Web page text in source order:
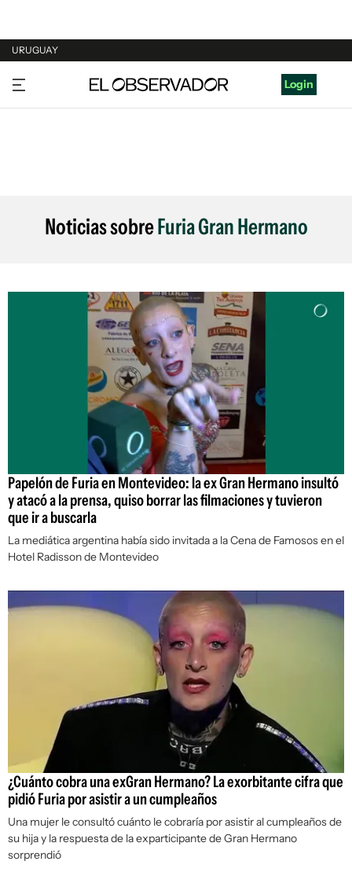
URUGUAY
URUGUAY
ARGENTINA
Login
Noticias sobreFuria Gran Hermano
Papelón de Furia en Montevideo: la ex Gran Hermano insultó
y atacó a la prensa, quiso borrar las filmaciones y tuvieron
que ir a buscarla
La mediática argentina había sido invitada a la Cena de Famosos en el
Hotel Radisson de Montevideo
¿Cuánto cobra una exGran Hermano? La exorbitante cifra que
pidió Furia por asistir a un cumpleaños
Una mujer le consultó cuánto le cobraría por asistir al cumpleaños de
su hija y la respuesta de la exparticipante deGran Hermano
sorprendió